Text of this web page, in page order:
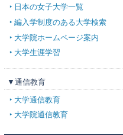
日本の女子大学一覧
編入学制度のある大学検索
大学院ホームページ案内
大学生涯学習
▼通信教育
大学通信教育
大学院通信教育